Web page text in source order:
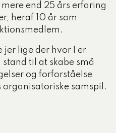
end 25 års erfaring
heraf 10 år som
jer lige der hvor I er,
til at skabe små
og forforståelse
organisatoriske samspil.